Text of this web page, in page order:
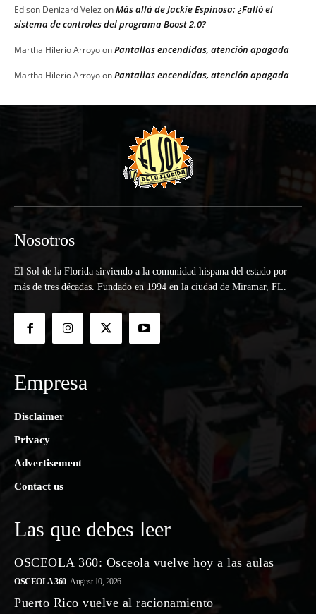
Edison Denizard Velez onMás allá de Jackie Espinosa: ¿Falló el
sistema de controles del programa Boost 2.0?
Martha Hilerio ArroyoonPantallas encendidas, atención apagada
Martha Hilerio ArroyoonPantallas encendidas, atención apagada
Nosotros
El Sol de la Florida sirviendo a la comunidad hispana del estado por
más de tres décadas. Fundado en 1994 en la ciudad de Miramar, FL.
Empresa
Disclaimer
Privacy
Advertisement
Contact us
Las que debes leer
OSCEOLA 360: Osceola vuelve hoy a las aulas
OSCEOLA 360 August 10, 2026
Puerto Rico vuelve al racionamiento